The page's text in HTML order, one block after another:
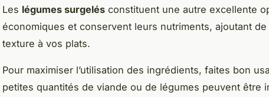
Les légumes surgelés constituent une autre excellente
économiques et conservent leurs nutriments, ajoutant
texture à vos plats.
Pour maximiser l’utilisation des ingrédients, faites bon
petites quantités de viande ou de légumes peuvent être